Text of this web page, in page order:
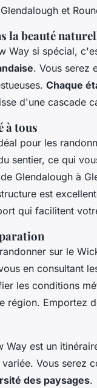
et
la beauté
Way si spécial,
. Vous serez
Chaque
d'une cascade
à tous
pour les
sentier, ce qui
Glendalough à
est
qui facilitent
sur le
en consultant
les conditions
région. Emportez
Way est un
Vous serez
des paysages.